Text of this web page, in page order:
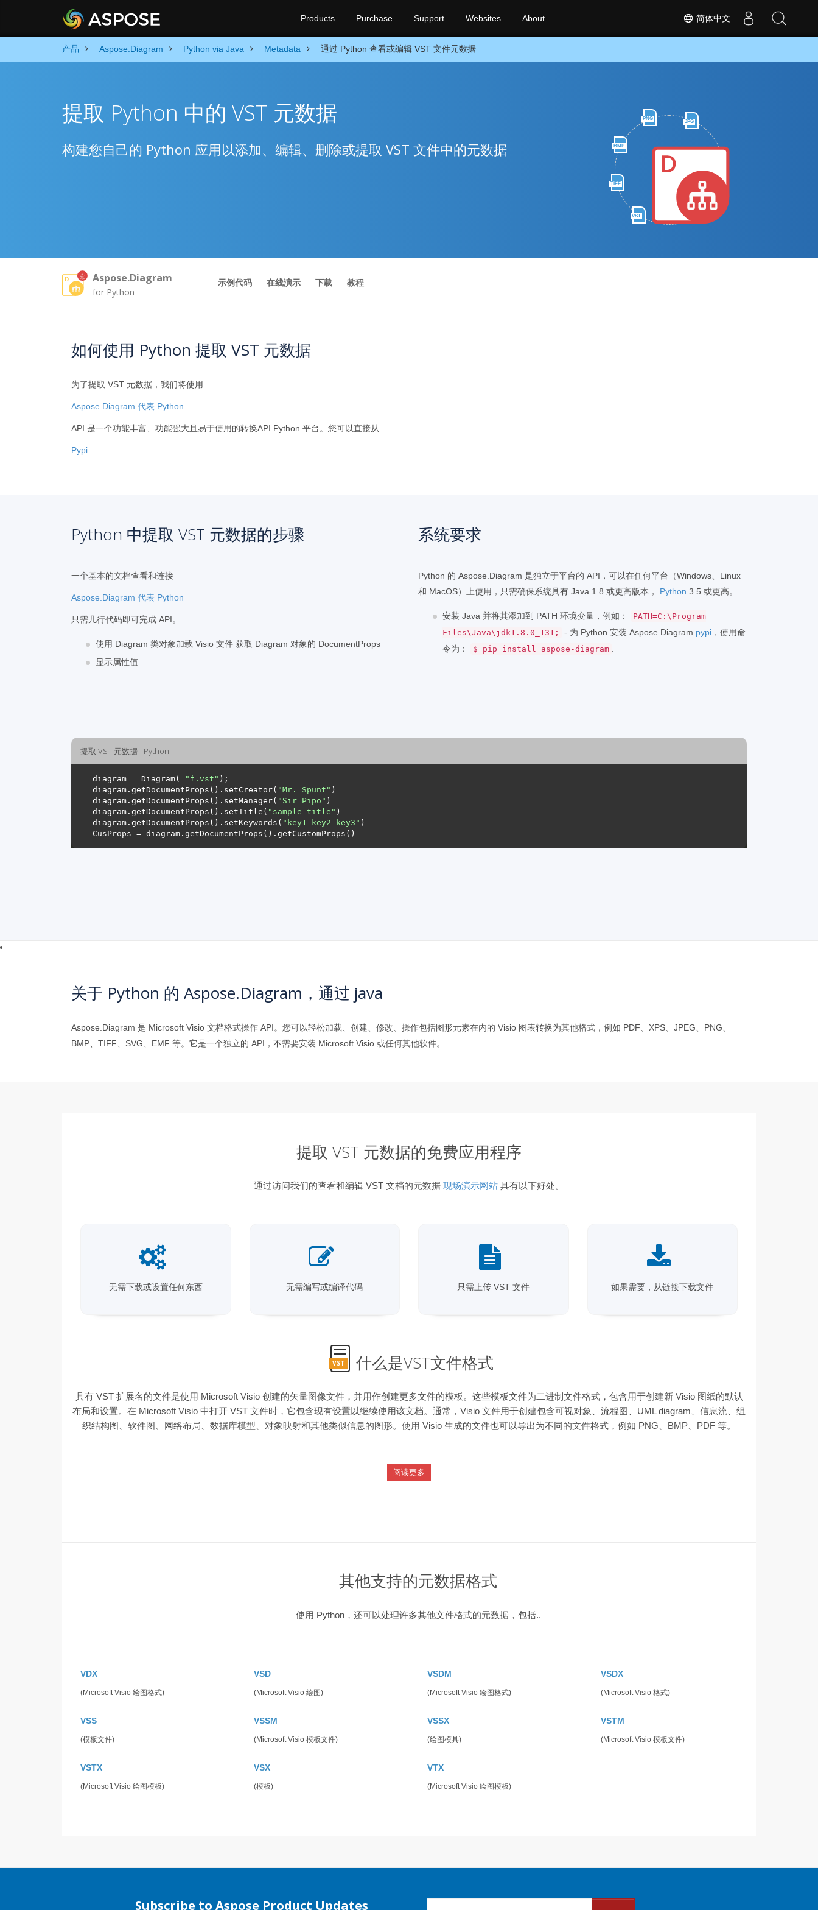
简体中文
Products Purchase Support Websites About
产品 Aspose.Diagram Python via Java Metadata 通过 Python 查看或编辑 VST 文件元数据
PNG
JPG
BMP
TIFF
VST
提取 Python 中的 VST 元数据
构建您自己的 Python 应用以添加、编辑、删除或提取 VST 文件中的元数据
Aspose.Diagram
for Python
示例代码 在线演示 下载 教程
如何使用 Python 提取 VST 元数据
为了提取 VST 元数据，我们将使用
Aspose.Diagram 代表 Python
API 是一个功能丰富、功能强大且易于使用的转换API Python 平台。您可以直接从
Pypi
Python 中提取 VST 元数据的步骤
一个基本的文档查看和连接
Aspose.Diagram 代表 Python
只需几行代码即可完成 API。
使用 Diagram 类对象加载 Visio 文件 获取 Diagram 对象的 DocumentProps
显示属性值
系统要求
Python 的 Aspose.Diagram 是独立于平台的 API，可以在任何平台（Windows、Linux
和 MacOS）上使用，只需确保系统具有 Java 1.8 或更高版本， Python 3.5 或更高。
安装 Java 并将其添加到 PATH 环境变量，例如：
PATH=C:\Program
Files\Java\jdk1.8.0_131;
.- 为 Python 安装 Aspose.Diagram pypi ，使用命
令为：
$ pip install aspose-diagram
提取 VST 元数据 - Python
diagram = Diagram( "f.vst"
diagram.getDocumentProps().setCreator( "Mr. Spunt"
diagram.getDocumentProps().setManager( "Sir Pipo"
diagram.getDocumentProps().setTitle( "sample title"
diagram.getDocumentProps().setKeywords( "key1 key2 key3"
关于 Python 的 Aspose.Diagram，通过 java
Aspose.Diagram 是 Microsoft Visio 文档格式操作 API。您可以轻松加载、创建、修改、操作包括图形元素在内的 Visio 图表转换为其他格式，例如 PDF、XPS、JPEG、PNG、
BMP、TIFF、SVG、EMF 等。它是一个独立的 API，不需要安装 Microsoft Visio 或任何其他软件。
提取 VST 元数据的免费应用程序
通过访问我们的查看和编辑 VST 文档的元数据 现场演示网站 具有以下好处。
无需下载或设置任何东西 无需编写或编译代码 只需上传 VST 文件 如果需要，从链接下载文件
VST 什么是VST文件格式
具有 VST 扩展名的文件是使用 Microsoft Visio 创建的矢量图像文件，并用作创建更多文件的模板。这些模板文件为二进制文件格式，包含用于创建新 Visio 图纸的默认
布局和设置。在 Microsoft Visio 中打开 VST 文件时，它包含现有设置以继续使用该文档。通常，Visio 文件用于创建包含可视对象、流程图、UML diagram、信息流、组
织结构图、软件图、网络布局、数据库模型、对象映射和其他类似信息的图形。使用 Visio 生成的文件也可以导出为不同的文件格式，例如 PNG、BMP、PDF 等。
阅读更多
其他支持的元数据格式
使用 Python，还可以处理许多其他文件格式的元数据，包括..
VDX
(Microsoft Visio 绘图格式)
VSD
(Microsoft Visio 绘图)
VSDM
(Microsoft Visio 绘图格式)
VSDX
(Microsoft Visio 格式)
VSS
(模板文件)
VSSM
(Microsoft Visio 模板文件)
VSSX
(绘图模具)
VSTM
(Microsoft Visio 模板文件)
VSTX
(Microsoft Visio 绘图模板)
VSX
(模板)
VTX
(Microsoft Visio 绘图模板)
Subscribe to Aspose Product Updates